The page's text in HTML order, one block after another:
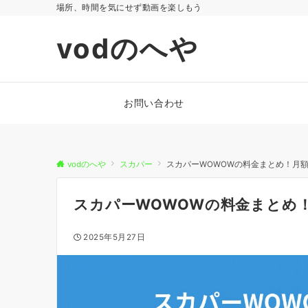
場所、時間を気にせず動画を楽しもう
vodのへや
お問い合わせ
vodのへや スカパー スカパーWOWOWの料金まとめ！月
スカパーWOWOWの料金まとめ
2025年5月27日